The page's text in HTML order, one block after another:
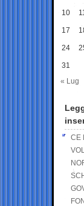
10
17
24
31
« Lug
CE